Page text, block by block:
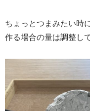
ちょっとつまみたい時
作る場合の量は調整し